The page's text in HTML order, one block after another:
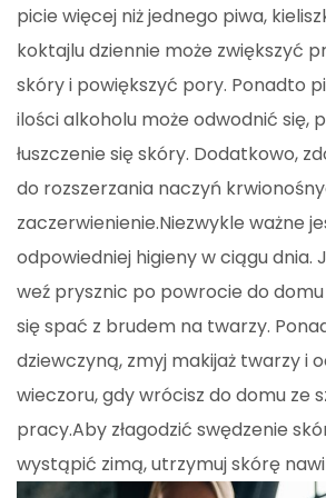
picie więcej niż jednego piwa,
koktajlu dziennie może zwiększyć
skóry i powiększyć pory. Ponadto
ilości alkoholu może odwodnić się,
łuszczenie się skóry. Dodatkowo,
do rozszerzania naczyń
zaczerwienienie.Niezwykle ważne
odpowiedniej higieny w ciągu dnia.
weź prysznic po powrocie do domu
się spać z brudem na twarzy.
dziewczyną, zmyj makijaż twarzy i
wieczoru, gdy wrócisz do domu ze
pracy.Aby złagodzić swędzenie
wystąpić zimą, utrzymuj skórę